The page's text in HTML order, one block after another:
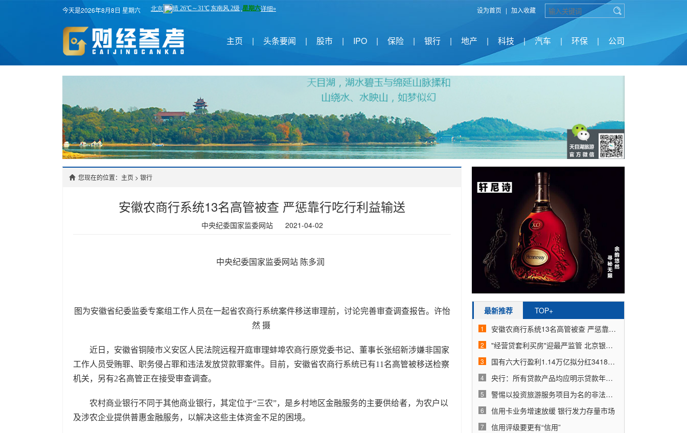
今天是2026年8月8日 星期六 设为首页 | 加入收藏
主页 | 头条要闻 | 股市 | IPO | 保险 | 银行 | 地产 | 科技 | 汽车 | 环保 | 公司
您现在的位置：主页 > 银行
安徽农商行系统13名高管被查 严惩靠行吃行利益输送
中央纪委国家监委网站 2021-04-02
中央纪委国家监委网站 陈多润
图为安徽省纪委监委专案组工作人员在一起省农商行系统案件移送审理前，讨论完善审查调查报告。许怡
然 摄
近日，安徽省铜陵市义安区人民法院远程开庭审理蚌埠农商行原党委书记、董事长张绍新涉嫌非国家
工作人员受贿罪、职务侵占罪和违法发放贷款罪案件。目前，安徽省农商行系统已有11名高管被移送检察
机关，另有2名高管正在接受审查调查。
农村商业银行不同于其他商业银行，其定位于“三农”，是乡村地区金融服务的主要供给者，为农户以
及涉农企业提供普惠金融服务，以解决这些主体资金不足的困境。
最新推荐 TOP+
1 安徽农商行系统13名高管被查 严惩靠行吃行利益输送
2 "经营贷套利买房"迎最严监管 北京银保监局已对4家银行启动调查
3 国有六大行盈利1.14万亿拟分红3418亿 五家合计新增普惠小微贷款1.09万亿
4 央行：所有贷款产品均应明示贷款年化利率
5 警惕以投资旅游服务项目为名的非法集资行为
6 信用卡业务增速放缓 银行发力存量市场
7 信用评级要更有“信用”